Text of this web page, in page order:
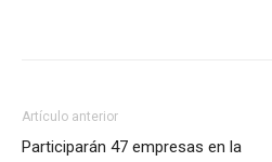
Artículo anterior
Participarán 47 empresas en la